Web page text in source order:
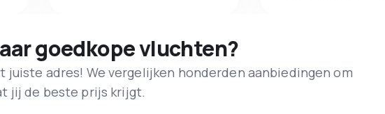
goedkope vluchten?
juiste adres! We vergelijken honderden aanbiedingen om
jij de beste prijs krijgt.